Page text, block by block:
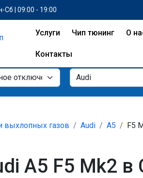
Сб | 09:00 - 19:00
Услуги Чип тюнинг О
Контакты
выхлопных газов Audi A5 F5
A5 F5 Mk2 в